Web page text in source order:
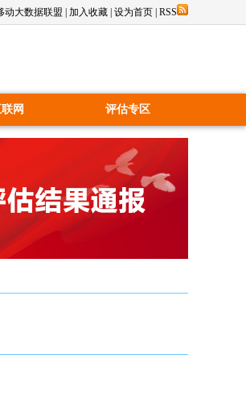
动大数据联盟 加入收藏 设为首页 RSS
网 评估专区